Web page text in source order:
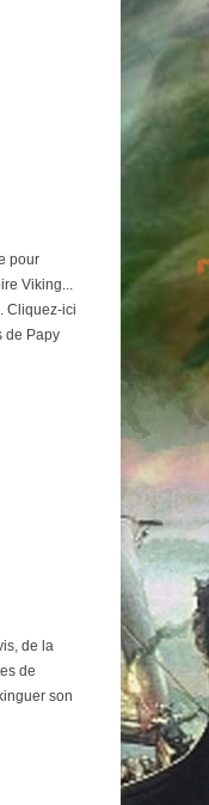
pour
Viking...
Cliquez-ici
de Papy
de la
de
son